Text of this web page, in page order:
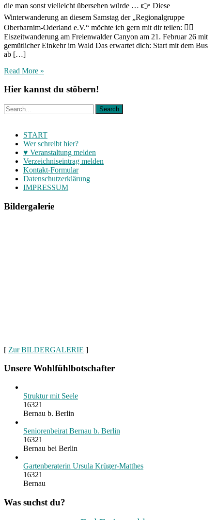
die man sonst vielleicht übersehen würde … 👉 Diese
Winterwanderung an diesem Samstag der „Regionalgruppe
Oberbarnim-Oderland e.V.“ möchte ich gern mit dir teilen: 🚶‍♀️
Eiszeitwanderung am Freienwalder Canyon am 21. Februar 26 mit
gemütlicher Einkehr im Wald Das erwartet dich: Start mit dem Bus
ab […]
Read More »
Hier kannst du stöbern!
START
Wer schreibt hier?
♥ Veranstaltung melden
Verzeichniseintrag melden
Kontakt-Formular
Datenschutzerklärung
IMPRESSUM
Bildergalerie
[ Zur BILDERGALERIE ]
Unsere Wohlfühlbotschafter
Struktur mit Seele
16321
Bernau b. Berlin
Seniorenbeirat Bernau b. Berlin
16321
Bernau bei Berlin
Gartenberaterin Ursula Krüger-Matthes
16321
Bernau
Was suchst du?